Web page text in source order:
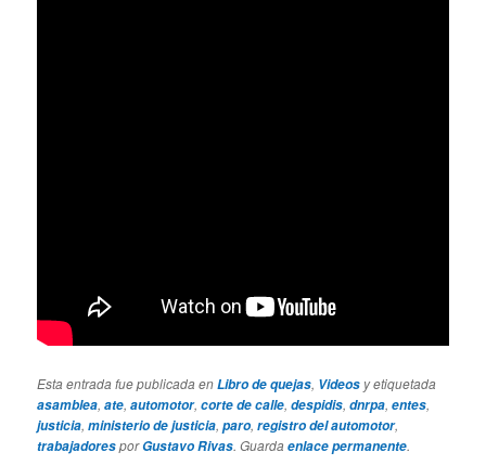
Esta entrada fue publicada enLibro de quejas, Videos y etiquetada
asamblea,ate,automotor,corte de calle,despidis,dnrpa,entes,
justicia,ministerio de justicia,paro,registro del automotor,
trabajadoresporGustavo Rivas. Guardaenlace permanente.